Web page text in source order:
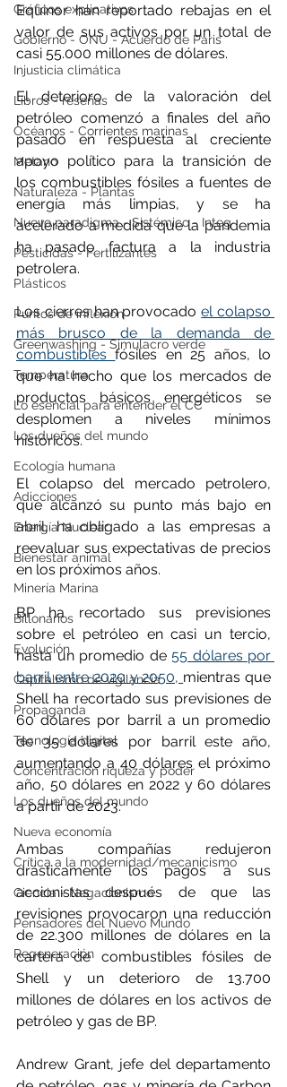
Gráficos explicativos
Gobierno - ONU - Acuerdo de Paris
Injusticia climática
Libros - reseñas
Océanos - Corrientes marinas
Metano
Naturaleza - Plantas
Nuevo paradigma - Sistémico - Integ
Pesticidas - Fertilizantes
Plásticos
Puntos de inflexión
Greenwashing - Simulacro verde
Temperatura
Lo esencial para entender el CC
Los dueños del mundo
Ecología humana
Adicciones
Energía Nuclear
Bienestar animal
Minería Marina
Billonarios
Evolución
Capitalismo de vigilancia
Propaganda
Tecnología digital
Concentración riqueza y poder
Los dueños del mundo
Nueva economía
Crítica a la modernidad/mecanicismo
Ciencia - Negacionismo
Pensadores del Nuevo Mundo
Regeneración
Equinor han reportado rebajas en el
valor de sus activos por un total de
casi 55.000 millones de dólares.
El deterioro de la valoración del
petróleo comenzó a finales del año
pasado en respuesta al creciente
apoyo político para la transición de
los combustibles fósiles a fuentes de
energía más limpias, y se ha
acelerado a medida que la pandemia
ha pasado factura a la industria
petrolera.
Los cierres han provocado el colapso
más brusco de la demanda de
combustibles fósiles en 25 años, lo
que ha hecho que los mercados de
productos básicos energéticos se
desplomen a niveles mínimos
históricos.
El colapso del mercado petrolero,
que alcanzó su punto más bajo en
abril, ha obligado a las empresas a
reevaluar sus expectativas de precios
en los próximos años.
BP ha recortado sus previsiones
sobre el petróleo en casi un tercio,
hasta un promedio de 55 dólares por
barril entre 2020 y 2050, mientras que
Shell ha recortado sus previsiones de
60 dólares por barril a un promedio
de 35 dólares por barril este año,
aumentando a 40 dólares el próximo
año, 50 dólares en 2022 y 60 dólares
a partir de 2023.
Ambas compañías redujeron
drásticamente los pagos a sus
accionistas después de que las
revisiones provocaron una reducción
de 22.300 millones de dólares en la
cartera de combustibles fósiles de
Shell y un deterioro de 13.700
millones de dólares en los activos de
petróleo y gas de BP.
Andrew Grant, jefe del departamento